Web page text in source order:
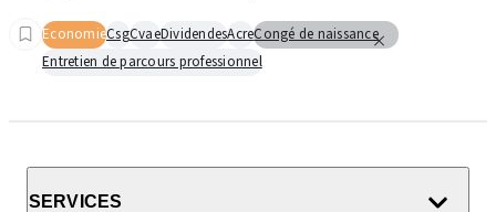
EconomieCsgCvaeDividendesAcreCongé de naissance
Entretien de parcours professionnel
SERVICES